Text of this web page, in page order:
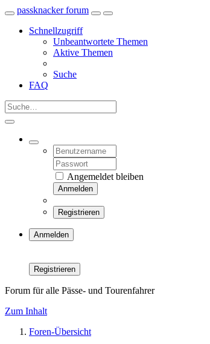
passknacker forum
Schnellzugriff
Unbeantwortete Themen
Aktive Themen
Suche
FAQ
Angemeldet bleiben
Anmelden
Registrieren
Anmelden
Registrieren
Forum für alle Pässe- und Tourenfahrer
Zum Inhalt
Foren-Übersicht